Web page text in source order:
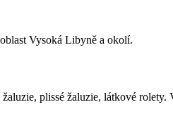
Vysoká Libyně a okolí.
plissé žaluzie, látkové